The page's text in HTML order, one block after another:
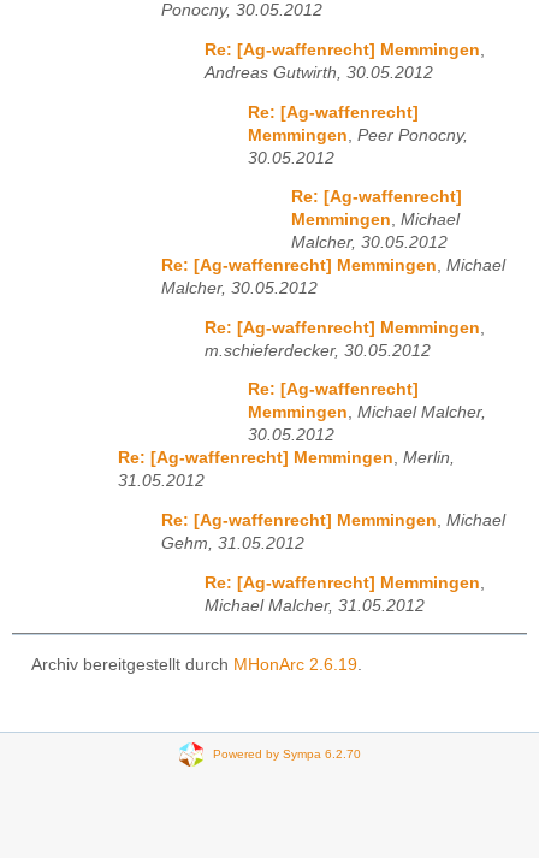
Ponocny, 30.05.2012
Re: [Ag-waffenrecht] Memmingen
Andreas Gutwirth, 30.05.2012
Re: [Ag-waffenrecht]
Memmingen Peer Ponocny,
30.05.2012
Re: [Ag-waffenrecht]
Memmingen, Michael
Malcher, 30.05.2012
Re: [Ag-waffenrecht] Memmingen, Michael
Malcher, 30.05.2012
Re: [Ag-waffenrecht] Memmingen
m.schieferdecker, 30.05.2012
Re: [Ag-waffenrecht]
Memmingen, Michael Malcher,
30.05.2012
Re: [Ag-waffenrecht] Memmingen, Merlin,
31.05.2012
Re: [Ag-waffenrecht] Memmingen Michael
Gehm, 31.05.2012
Re: [Ag-waffenrecht] Memmingen
Michael Malcher, 31.05.2012
Archiv bereitgestellt durch MHonArc 2.6.19
Powered by Sympa 6.2.70